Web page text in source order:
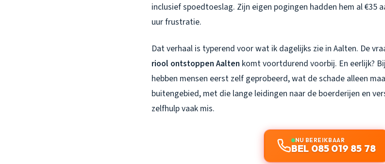
inclusief spoedtoeslag. Zijn eigen pogingen hadden hem al €35
uur frustratie.
Dat verhaal is typerend voor wat ik dagelijks zie in Aalten. De
riool ontstoppen Aalten komt voortdurend voorbij. En eerlijk?
hebben mensen eerst zelf geprobeerd, wat de schade alleen
buitengebied, met die lange leidingen naar de boerderijen en
zelfhulp vaak mis.
NU BEREIKBAAR
BEL 085 019 85 78